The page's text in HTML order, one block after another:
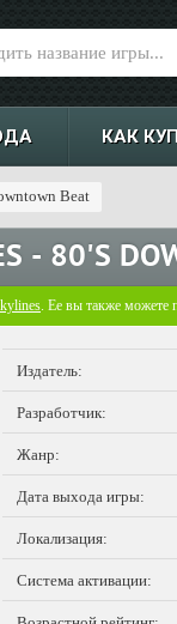
КАК
Beat
- 80'S
. Ее вы также можете
Издатель:
Разработчик:
Жанр:
Дата выхода игры:
Локализация:
Система активации: